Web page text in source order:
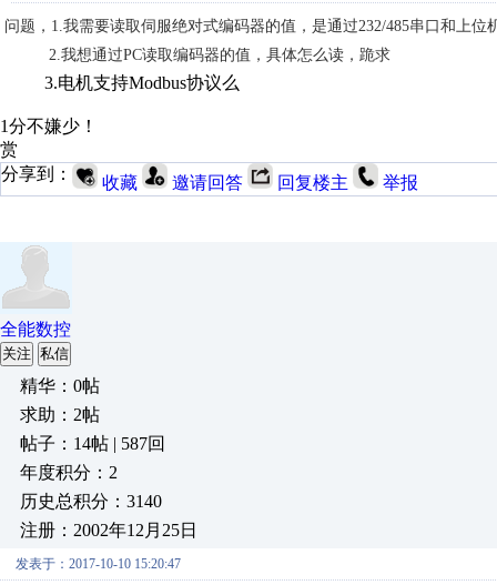
问题，1.我需要读取伺服绝对式编码器的值，是通过232/485串口和上位
2.我想通过PC读取编码器的值，具体怎么读，跪求
3.电机支持Modbus协议么
1分不嫌少！
赏
分享到：
收藏 邀请回答 回复楼主 举报
全能数控
关注 私信
精华：0帖
求助：2帖
帖子：14帖 | 587回
年度积分：2
历史总积分：3140
注册：2002年12月25日
发表于：2017-10-10 15:20:47